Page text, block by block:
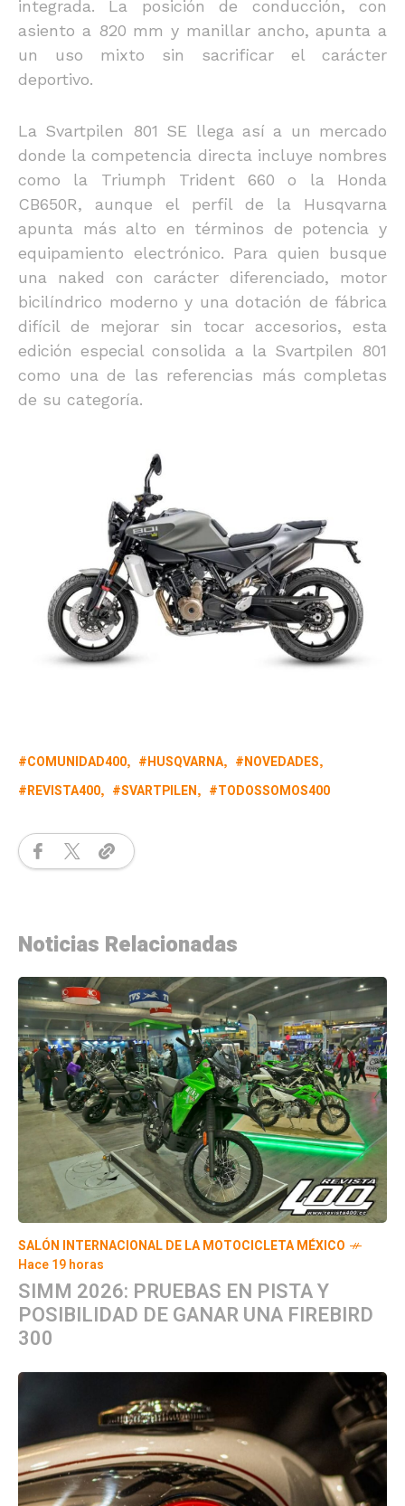
integrada. La posición de conducción, con
asiento a 820 mm y manillar ancho, apunta a
un uso mixto sin sacrificar el carácter
deportivo.
La Svartpilen 801 SE llega así a un mercado
donde la competencia directa incluye nombres
como la Triumph Trident 660 o la Honda
CB650R, aunque el perfil de la Husqvarna
apunta más alto en términos de potencia y
equipamiento electrónico. Para quien busque
una naked con carácter diferenciado, motor
bicilíndrico moderno y una dotación de fábrica
difícil de mejorar sin tocar accesorios, esta
edición especial consolida a la Svartpilen 801
como una de las referencias más completas
de su categoría.
COMUNIDAD400 HUSQVARNA
NOVEDADES
REVISTA400
SVARTPILEN TODOSSOMOS400
Noticias Relacionadas
SALÓN INTERNACIONAL DE LA MOTOCICLETA MÉXICO
Hace 19 horas
SIMM 2026: PRUEBAS EN PISTA Y
POSIBILIDAD DE GANAR UNA FIREBIRD
300